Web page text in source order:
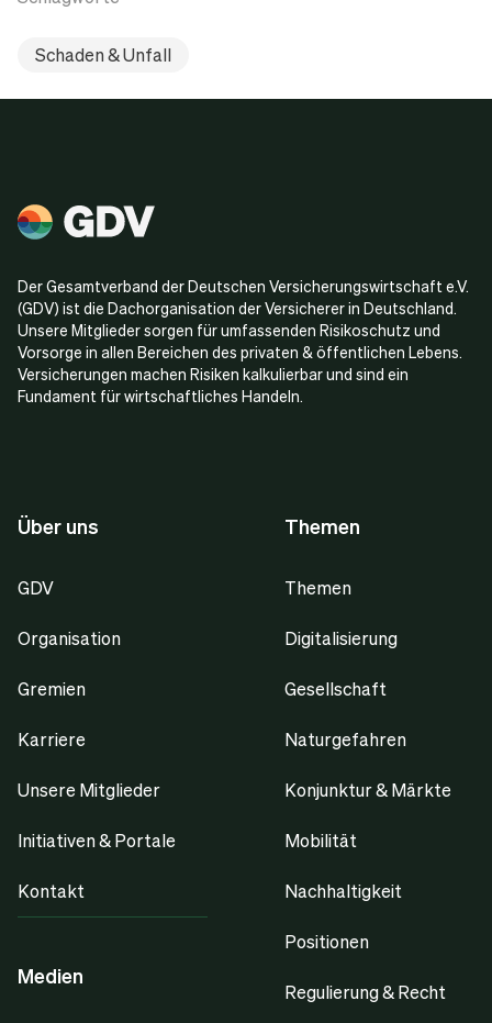
Schaden & Unfall
Der Gesamtverband der Deutschen Versicherungswirtschaft e.V.
(GDV) ist die Dachorganisation der Versicherer in Deutschland.
Unsere Mitglieder sorgen für umfassenden Risikoschutz und
Vorsorge in allen Bereichen des privaten & öffentlichen Lebens.
Versicherungen machen Risiken kalkulierbar und sind ein
Fundament für wirtschaftliches Handeln.
Über uns
GDV
Organisation
Gremien
Karriere
Unsere Mitglieder
Initiativen & Portale
Kontakt
Medien
Themen
Themen
Digitalisierung
Gesellschaft
Naturgefahren
Konjunktur & Märkte
Mobilität
Nachhaltigkeit
Positionen
Regulierung & Recht